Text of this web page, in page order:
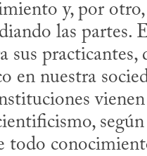
y, por
las partes.
sus
en nuestra